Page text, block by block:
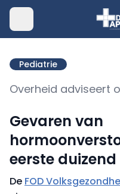
Pediatrie
Overheid adviseert
Gevaren van
eerste
De FOD